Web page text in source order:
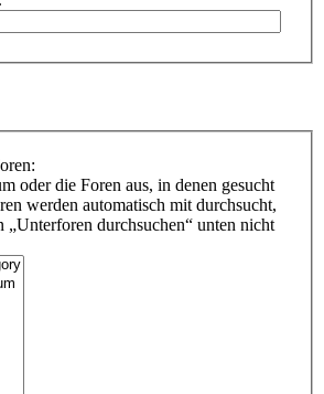
oder die Foren aus, in denen gesucht
werden automatisch mit durchsucht,
„Unterforen durchsuchen“ unten nicht